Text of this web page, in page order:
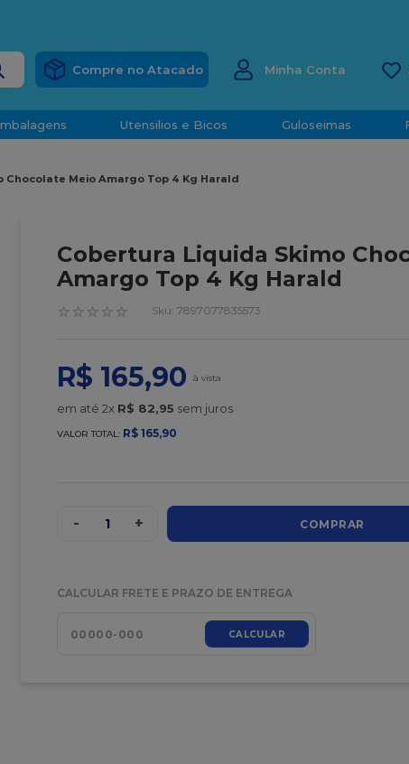
DE R$ 1.000,00 PARA O ESPÍRITO SANTO
Minha Conta
Utensilios e Bicos Guloseimas
Chocolate Meio Amargo Top 4 Kg Harald
Cobertura Liquida Skimo
Amargo Top 4 Kg Harald
☆ ☆ ☆ ☆ ☆ : 7897077835573
R$ 165,90
em até 2x R$ 82,95 sem juros
VALOR TOTAL: R$ 165,90
- 1 + COMPRAR
CALCULAR FRETE E PRAZO DE ENTREGA
CALCULAR